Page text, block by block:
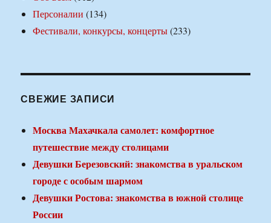
Персоналии (134)
Фестивали, конкурсы, концерты(233)
СВЕЖИЕ ЗАПИСИ
Москва Махачкала самолет: комфортное
путешествие между столицами
Девушки Березовский: знакомства в уральском
городе с особым шармом
Девушки Ростова: знакомства в южной столице
России